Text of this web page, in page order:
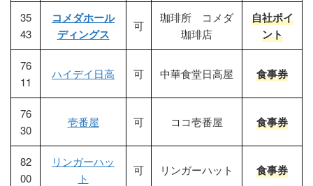
35
43
コメダホール
ディングス
可
珈琲所 コメダ
珈琲店
自社ポイ
ント
76
11
ハイデイ日高 可 中華食堂日高屋 食事券
76
30
壱番屋 可 ココ壱番屋 食事券
82
00
リンガーハッ
ト
可 リンガーハット 食事券